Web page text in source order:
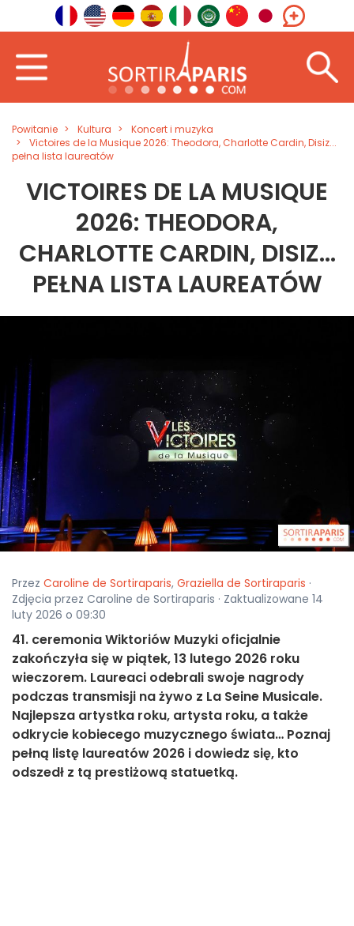
Powitanie Kultura
Koncert i muzyka
Victoires de la Musique 2026: Theodora, Charlotte Cardin, Disiz...
pełna lista laureatów
VICTOIRES DE LA MUSIQUE
2026: THEODORA,
CHARLOTTE CARDIN, DISIZ...
PEŁNA LISTA LAUREATÓW
Przez Caroline de Sortiraparis, Graziella de Sortiraparis ·
Zdjęcia przez Caroline de Sortiraparis · Zaktualizowane 14
luty 2026 o 09:30
41. ceremonia Wiktoriów Muzyki oficjalnie
zakończyła się w piątek, 13 lutego 2026 roku
wieczorem. Laureaci odebrali swoje nagrody
podczas transmisji na żywo z La Seine Musicale.
Najlepsza artystka roku, artysta roku, a także
odkrycie kobiecego muzycznego świata… Poznaj
pełną listę laureatów 2026 i dowiedz się, kto
odszedł z tą prestiżową statuetką.